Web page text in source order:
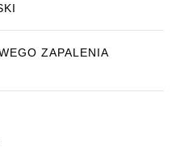
ZAPALENIA